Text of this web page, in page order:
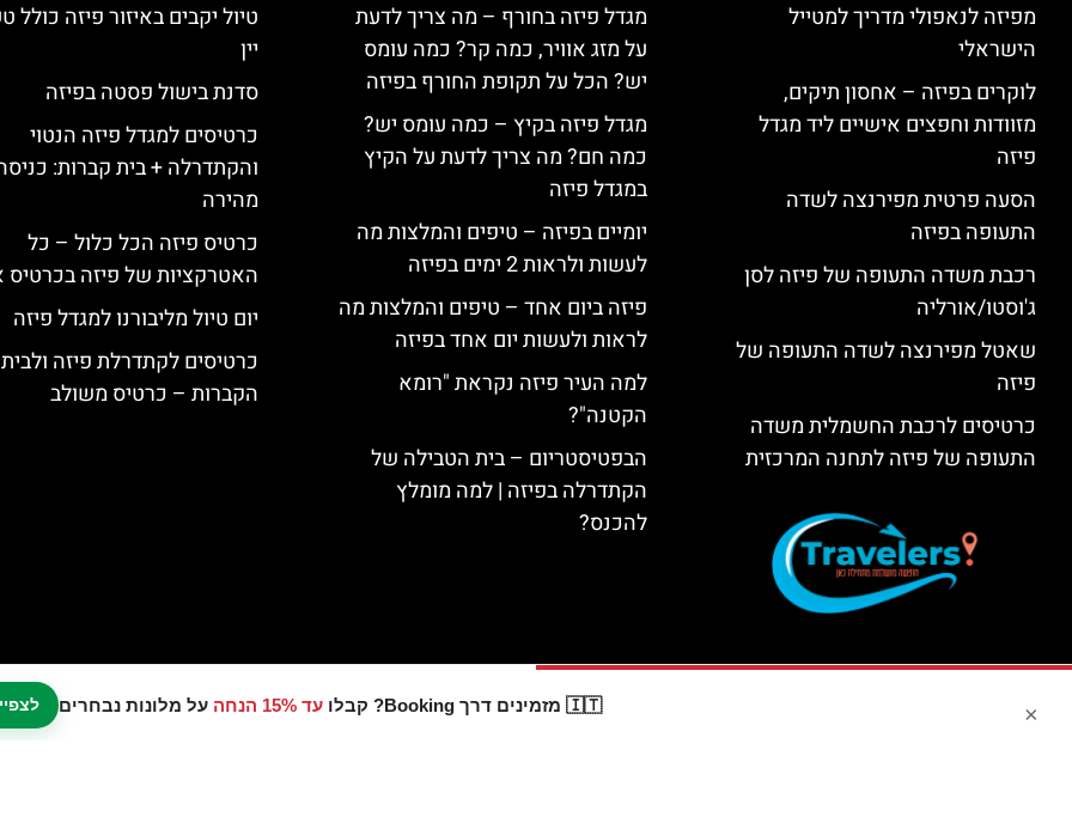
🇮🇹 מזמינים דרך Booking? קבלו עד 15% הנחה על מלונות נבחרים ×
מפיזה לנאפולי מדריך למטייל
הישראלי
לוקרים בפיזה – אחסון תיקים,
מזוודות וחפצים אישיים ליד מגדל
פיזה
הסעה פרטית מפירנצה לשדה
התעופה בפיזה
רכבת משדה התעופה של פיזה לסן
ג'וסטו/אורליה
שאטל מפירנצה לשדה התעופה של
פיזה
כרטיסים לרכבת החשמלית משדה
התעופה של פיזה לתחנה המרכזית
מגדל פיזה בחורף – מה צריך לדעת
על מזג אוויר, כמה קר? כמה עומס
יש? הכל על תקופת החורף בפיזה
מגדל פיזה בקיץ – כמה עומס יש?
כמה חם? מה צריך לדעת על הקיץ
במגדל פיזה
יומיים בפיזה – טיפים והמלצות מה
לעשות ולראות 2 ימים בפיזה
פיזה ביום אחד – טיפים והמלצות מה
לראות ולעשות יום אחד בפיזה
למה העיר פיזה נקראת "רומא
הקטנה"?
הבפטיסטריום – בית הטבילה של
הקתדרלה בפיזה | למה מומלץ
להכנס?
טיול יקבים באיזור פיזה כולל
יין
סדנת בישול פסטה בפיזה
כרטיסים למגדל פיזה הנטוי
והקתדרלה + בית קברות:
מהירה
כרטיס פיזה הכל כלול – כל
האטרקציות של פיזה
יום טיול מליבורנו למגדל פיזה
כרטיסים לקתדרלת פיזה ולבית
הקברות – כרטיס משולב
האתר הינו אתר המלצות מטיילים © כל הזכויות שמורות לסוכנות TRAVELERS.CO.IL